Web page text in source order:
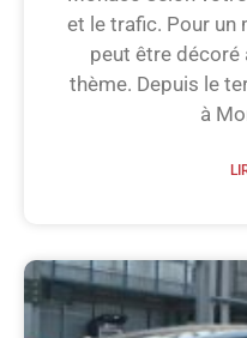
et le trafic. Pour un
peut être décoré
thème. Depuis le
à